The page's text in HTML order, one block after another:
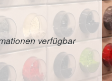
verfügbar